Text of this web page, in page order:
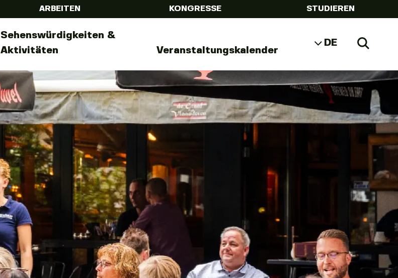
ARBEITEN KONGRESSE STUDIEREN
Sehenswürdigkeiten &
Aktivitäten
Veranstaltungskalender
DE
EN